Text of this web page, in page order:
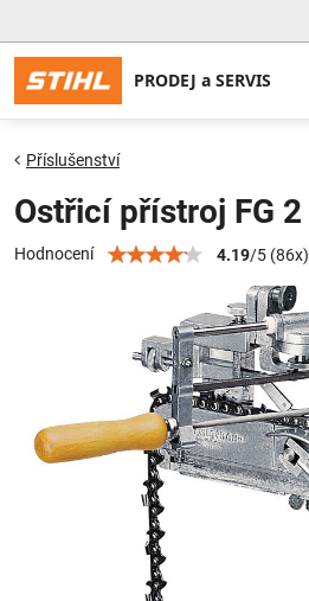
Příslušenství
Ostřicí přístroj FG 2
Hodnocení 4.19/5 (86x)